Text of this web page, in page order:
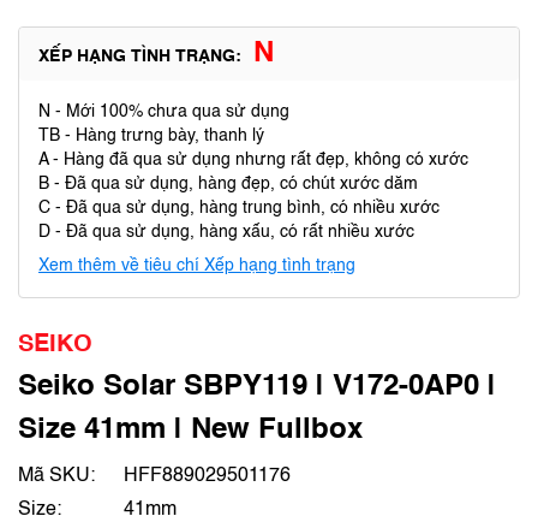
XẾP HẠNG TÌNH TRẠNG: N
N - Mới 100% chưa qua sử dụng
TB - Hàng trưng bày, thanh lý
A - Hàng đã qua sử dụng nhưng rất đẹp, không có xước
B - Đã qua sử dụng, hàng đẹp, có chút xước dăm
C - Đã qua sử dụng, hàng trung bình, có nhiều xước
D - Đã qua sử dụng, hàng xấu, có rất nhiều xước
Xem thêm về tiêu chí Xếp hạng tình trạng
SEIKO
Seiko Solar SBPY119 | V172-0AP0 |
Size 41mm | New Fullbox
Mã SKU:
HFF889029501176
Size:
41mm